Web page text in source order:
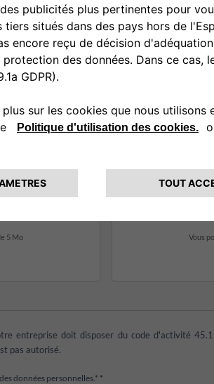
5 Mo
Document
Vous
entreprise doit disposer du code d'activité
pas autorisé.
données personnelles.* *